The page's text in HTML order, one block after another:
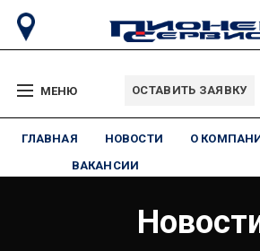
МЕНЮ ОСТАВИТЬ ЗАЯВКУ
ГЛАВНАЯ НОВОСТИ О
ВАКАНСИИ